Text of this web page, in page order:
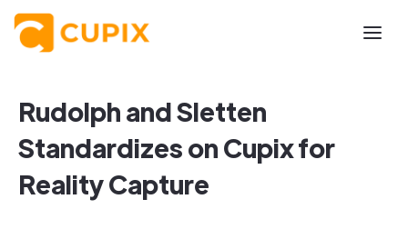
Rudolph and Sletten
Standardizes on Cupix for
Reality Capture